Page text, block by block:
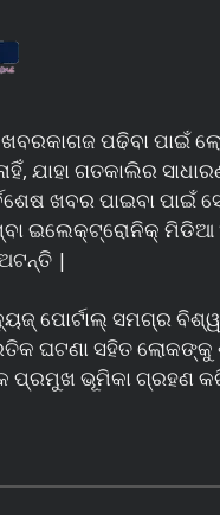
ପଢିବା ପାଇଁ
ଯାହା ଗତକାଲିର
ଖବର ପାଇବା ପାଇଁ
ଇଲେକ୍ଟ୍ରୋନିକ୍
|
ପୋର୍ଟାଲ୍ ସମଗ୍ର
ଘଟଣା ସହିତ ଲୋକଙ୍କୁ
ପ୍ରମୁଖ ଭୂମିକା ଗ୍ରହଣ